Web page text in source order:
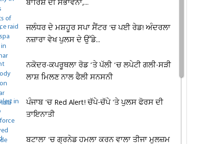
ਬਾਰਿਸ਼ ਦੀ ਸੰਭਾਵਨਾ,...
ਜਲੰਧਰ ਦੇ ਮਸ਼ਹੂਰ ਸਪਾ ਸੈਂਟਰ 'ਚ ਪਈ ਰੇਡ! ਅੰਦਰਲਾ
ਨਜ਼ਾਰਾ ਵੇਖ ਪੁਲਸ ਦੇ ਉੱਡੇ...
ਨਕੋਦਰ-ਕਪਰੂਥਲਾ ਰੋਡ ’ਤੇ ਪੱਲੀ ’ਚ ਲਪੇਟੀ ਗਲੀ-ਸੜੀ
ਲਾਸ਼ ਮਿਲਣ ਨਾਲ ਫੈਲੀ ਸਨਸਨੀ
ਪੰਜਾਬ 'ਚ Red Alert! ਚੱਪੇ-ਚੱਪੇ 'ਤੇ ਪੁਲਸ ਫੋਰਸ ਦੀ
ਤਾਇਨਾਤੀ
ਬਟਾਲਾ 'ਚ ਗ੍ਰਨੇਡ ਹਮਲਾ ਕਰਨ ਵਾਲਾ ਤੀਜਾ ਮੁਲਜ਼ਮ